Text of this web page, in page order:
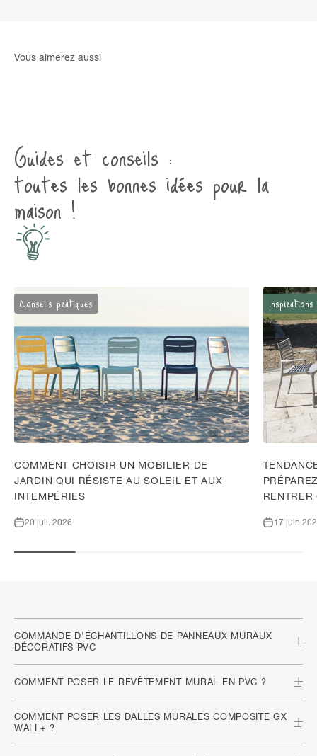
Guides et conseils :
toutes les bonnes idées pour la
maison !
Conseils pratiques
COMMENT CHOISIR UN MOBILIER DE
JARDIN QUI RÉSISTE AU SOLEIL ET AUX
INTEMPÉRIES
20 juil. 2026
Inspirations
17 juin
COMMANDE D’ÉCHANTILLONS DE PANNEAUX MURAUX
DÉCORATIFS PVC
COMMENT POSER LE REVÊTEMENT MURAL EN PVC ?
COMMENT POSER LES DALLES MURALES COMPOSITE GX
WALL+ ?